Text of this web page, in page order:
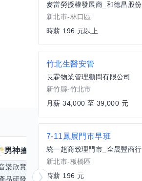
男神擅長 個技能
樂欣賞 顧問服務
遊戲設計
品研發
跨部門協作
新北市-林口區
時薪 196 元以上
竹北生醫安管
長霖物業管理顧問有限公司
新竹縣-竹北市
月薪 34,000 至 39,000 元
7-11鳳展門市早班
統一超商致理門市_全晟豐商行
新北市-板橋區
時薪 196 元